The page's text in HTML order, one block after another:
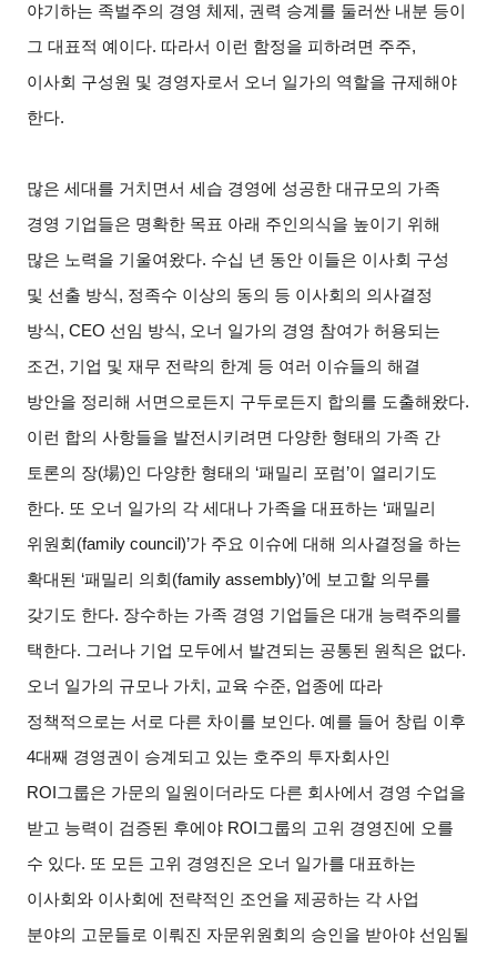
야기하는 족벌주의 경영 체제, 권력 승계를 둘러싼 내분 등이
그 대표적 예이다. 따라서 이런 함정을 피하려면 주주,
이사회 구성원 및 경영자로서 오너 일가의 역할을 규제해야
한다.
많은 세대를 거치면서 세습 경영에 성공한 대규모의 가족
경영 기업들은 명확한 목표 아래 주인의식을 높이기 위해
많은 노력을 기울여왔다. 수십 년 동안 이들은 이사회 구성
및 선출 방식, 정족수 이상의 동의 등 이사회의 의사결정
방식, CEO 선임 방식, 오너 일가의 경영 참여가 허용되는
조건, 기업 및 재무 전략의 한계 등 여러 이슈들의 해결
방안을 정리해 서면으로든지 구두로든지 합의를 도출해왔다.
이런 합의 사항들을 발전시키려면 다양한 형태의 가족 간
토론의 장(場)인 다양한 형태의 ‘패밀리 포럼’이 열리기도
한다. 또 오너 일가의 각 세대나 가족을 대표하는 ‘패밀리
위원회(family council)’가 주요 이슈에 대해 의사결정을 하는
확대된 ‘패밀리 의회(family assembly)’에 보고할 의무를
갖기도 한다. 장수하는 가족 경영 기업들은 대개 능력주의를
택한다. 그러나 기업 모두에서 발견되는 공통된 원칙은 없다.
오너 일가의 규모나 가치, 교육 수준, 업종에 따라
정책적으로는 서로 다른 차이를 보인다. 예를 들어 창립 이후
4대째 경영권이 승계되고 있는 호주의 투자회사인
ROI그룹은 가문의 일원이더라도 다른 회사에서 경영 수업을
받고 능력이 검증된 후에야 ROI그룹의 고위 경영진에 오를
수 있다. 또 모든 고위 경영진은 오너 일가를 대표하는
이사회와 이사회에 전략적인 조언을 제공하는 각 사업
분야의 고문들로 이뤄진 자문위원회의 승인을 받아야 선임될